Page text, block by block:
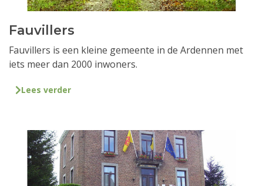
Fauvillers
Fauvillers is een kleine gemeente in de Ardennen met
iets meer dan 2000 inwoners.
Lees verder